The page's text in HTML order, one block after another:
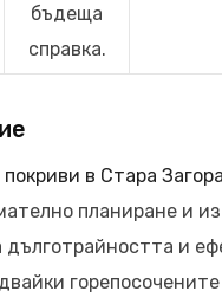
бъдеща
справка.
в Стара Загора
планиране и
дълготрайността и